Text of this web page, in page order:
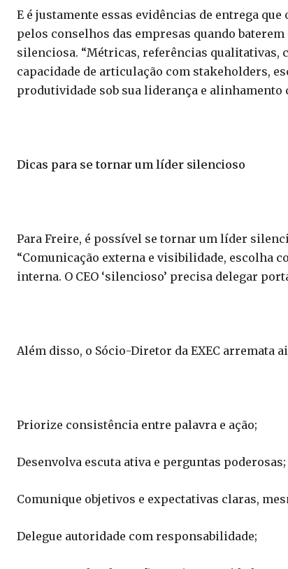
E é justamente essas evidências de entrega
pelos conselhos das empresas quando
silenciosa. “Métricas, referências qualitativas,
capacidade de articulação com stakeholders,
produtividade sob sua liderança e alinhamento
Dicas para se tornar um líder silencioso
Para Freire, é possível se tornar um líder
“Comunicação externa e visibilidade, escolha
interna. O CEO ‘silencioso’ precisa delegar
Além disso, o Sócio-Diretor da EXEC arremata
Priorize consistência entre palavra e ação;
Desenvolva escuta ativa e perguntas poderosas;
Comunique objetivos e expectativas claras,
Delegue autoridade com responsabilidade;